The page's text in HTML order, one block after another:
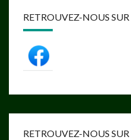
RETROUVEZ-NOUS SUR
RETROUVEZ-NOUS SUR